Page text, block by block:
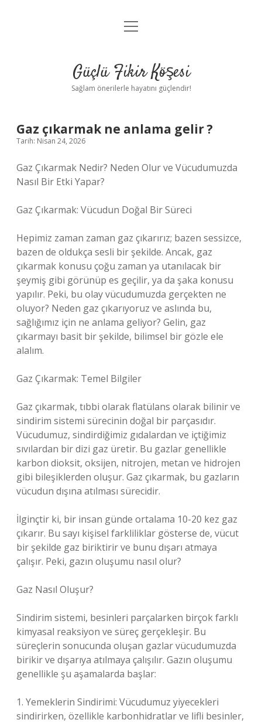
Anasayfa
Yasal Uyarı
menüyü
Güçlü Fikir Köşesi
Sağlam önerilerle hayatını güçlendir!
Gaz çıkarmak ne anlama gelir ?
Tarih: Nisan 24, 2026
Gaz Çıkarmak Nedir? Neden Olur ve Vücudumuzda
Nasıl Bir Etki Yapar?
Gaz Çıkarmak: Vücudun Doğal Bir Süreci
Hepimiz zaman zaman gaz çıkarırız; bazen sessizce,
bazen de oldukça sesli bir şekilde. Ancak, gaz
çıkarmak konusu çoğu zaman ya utanılacak bir
şeymiş gibi görünüp es geçilir, ya da şaka konusu
yapılır. Peki, bu olay vücudumuzda gerçekten ne
oluyor? Neden gaz çıkarıyoruz ve aslında bu,
sağlığımız için ne anlama geliyor? Gelin, gaz
çıkarmayı basit bir şekilde, bilimsel bir gözle ele
alalım.
Gaz Çıkarmak: Temel Bilgiler
Gaz çıkarmak, tıbbi olarak flatülans olarak bilinir ve
sindirim sistemi sürecinin doğal bir parçasıdır.
Vücudumuz, sindirdiğimiz gıdalardan ve içtiğimiz
sıvılardan bir dizi gaz üretir. Bu gazlar genellikle
karbon dioksit, oksijen, nitrojen, metan ve hidrojen
gibi bileşiklerden oluşur. Gaz çıkarmak, bu gazların
vücudun dışına atılması sürecidir.
İlginçtir ki, bir insan günde ortalama 10-20 kez gaz
çıkarır. Bu sayı kişisel farkliliklar gösterse de, vücut
bir şekilde gaz biriktirir ve bunu dışarı atmaya
çalışır. Peki, gazın oluşumu nasıl olur?
Gaz Nasıl Oluşur?
Sindirim sistemi, besinleri parçalarken birçok farklı
kimyasal reaksiyon ve süreç gerçekleşir. Bu
süreçlerin sonucunda oluşan gazlar vücudumuzda
birikir ve dışarıya atılmaya çalışılır. Gazın oluşumu
genellikle şu aşamalarda başlar:
1. Yemeklerin Sindirimi: Vücudumuz yiyecekleri
sindirirken, özellikle karbonhidratlar ve lifli besinler,